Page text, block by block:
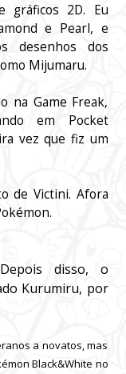
gráficos 2D. Eu
e Pearl, e
desenhos dos
Mijumaru.
na Game Freak,
em Pocket
vez que fiz um
de Victini. Afora
Depois disso, o
Kurumiru, por
a novatos, mas
Black&White no